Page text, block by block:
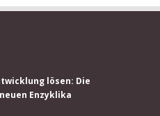
lösen: Die
Enzyklika